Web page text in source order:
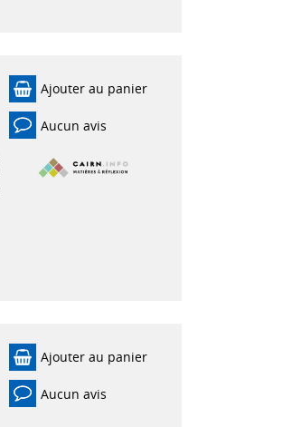
Ajouter au panier
Aucun avis
Ajouter au panier
Aucun avis